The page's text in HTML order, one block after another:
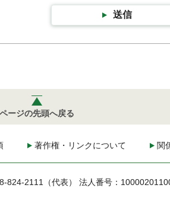
送信
ページの先頭へ戻る
著作権・リンクについて 関
824-2111（代表） 法人番号：